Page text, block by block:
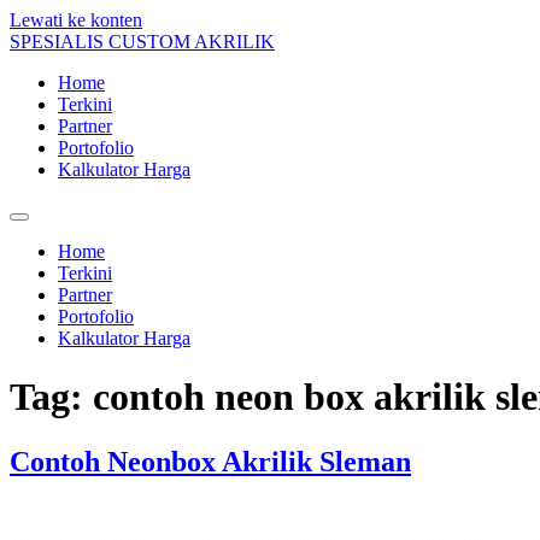
Lewati ke konten
SPESIALIS CUSTOM AKRILIK
Home
Terkini
Partner
Portofolio
Kalkulator Harga
Home
Terkini
Partner
Portofolio
Kalkulator Harga
Tag: contoh neon box akrilik
Contoh Neonbox Akrilik Sleman